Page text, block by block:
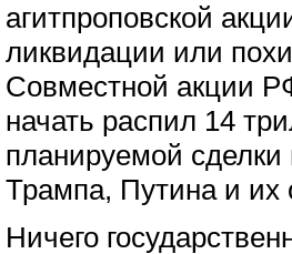
агитпроповской
ликвидации или
Совместной акции
начать распил 14
планируемой сделки
Трампа, Путина и их
Ничего